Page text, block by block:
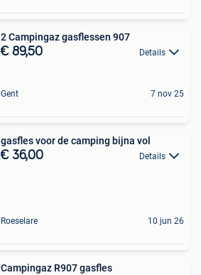
2 Campingaz gasflessen 907
€ 89,50 Details
Gent 7 nov 25
gasfles voor de camping bijna vol
€ 36,00 Details
Roeselare 10 jun 26
Campingaz R907 gasfles